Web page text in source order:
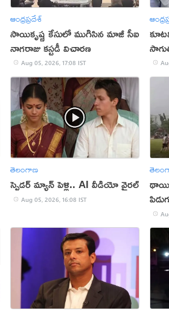
ఆంధ్రప్రదేశ్
సాయికృష్ణ కేసులో ముగిసిన మాజీ సీఐ
నాగరాజు కస్టడీ విచారణ
Aug 05, 2026, 17:08 IST
తెలంగాణ
స్పైడర్ మ్యాన్ పెళ్లి.. AI వీడియో వైరల్
Aug 05, 2026, 16:08 IST